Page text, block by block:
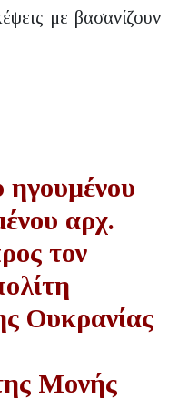
με βασανίζουν
ηγουμένου
αρχ.
τον
Ουκρανίας
Μονής